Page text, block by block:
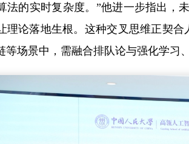
法的实时复杂度。”他进一步指出，
理论落地生根。这种交叉思维正契
等场景中，需融合排队论与强化学习